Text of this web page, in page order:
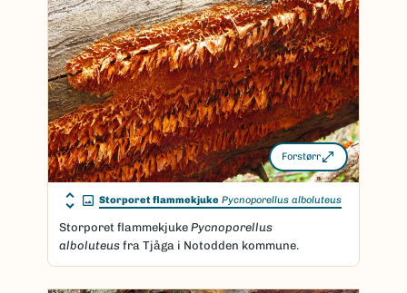
Forstørr
Storporet flammekjuke Pycnoporellus alboluteus
Storporet flammekjuke Pycnoporellus
alboluteus fra Tjåga i Notodden kommune.